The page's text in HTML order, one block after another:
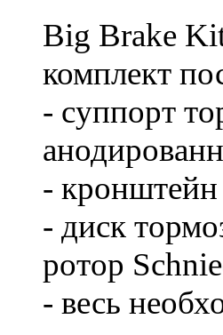
Big Brake
комплект
- суппорт
- кронштейн
- диск
ротор
- весь